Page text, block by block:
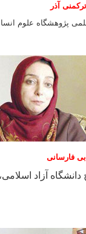
آذر
پژوهشگاه علوم
دانشگاه آزاد